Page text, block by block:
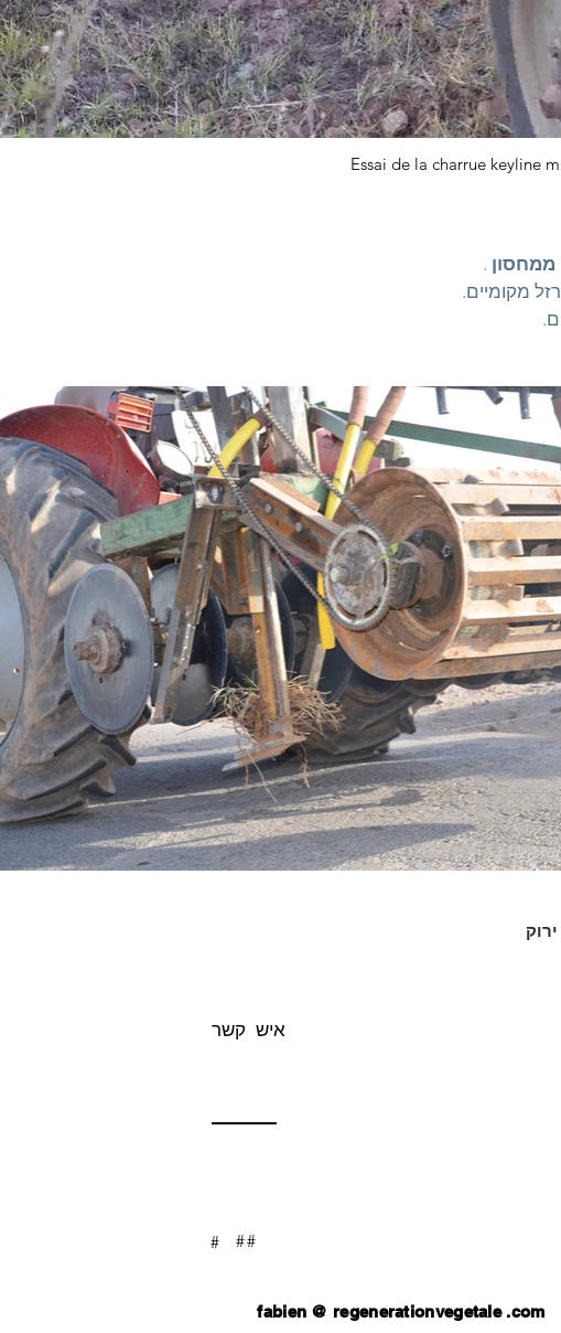
Essai de la charrue keyline
ממחסון .
מקומיים.
איש קשר
##
#
fabien @ regenerationvegetale .com